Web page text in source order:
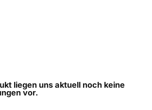
liegen uns aktuell noch keine
vor.